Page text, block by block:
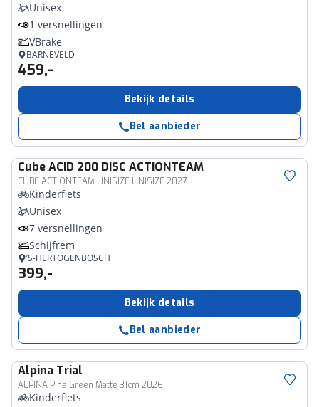
Unisex
1 versnellingen
VBrake
BARNEVELD
459,-
Bekijk details
Bel aanbieder
CubeACID 200 DISC ACTIONTEAM
CUBE ACTIONTEAM UNISIZE UNISIZE 2027
Kinderfiets
Unisex
7 versnellingen
Schijfrem
’S-HERTOGENBOSCH
399,-
Bekijk details
Bel aanbieder
Alpina Trial
ALPINA Pine Green Matte 31cm 2026
Kinderfiets